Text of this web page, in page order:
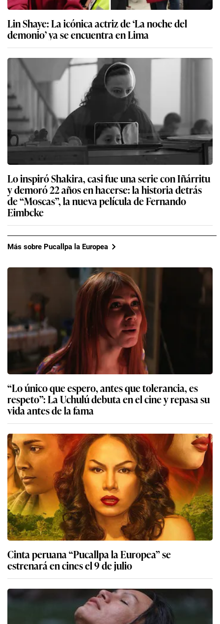
Lin Shaye: La icónica actriz de ‘La noche del
demonio’ ya se encuentra en Lima
Lo inspiró Shakira, casi fue una serie con Iñárritu
y demoró 22 años en hacerse: la historia detrás
de “Moscas”, la nueva película de Fernando
Eimbcke
Más sobre Pucallpa la Europea
“Lo único que espero, antes que tolerancia, es
respeto”: La Uchulú debuta en el cine y repasa su
vida antes de la fama
Cinta peruana “Pucallpa la Europea” se
estrenará en cines el 9 de julio